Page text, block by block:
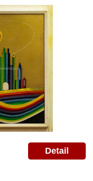
Detail